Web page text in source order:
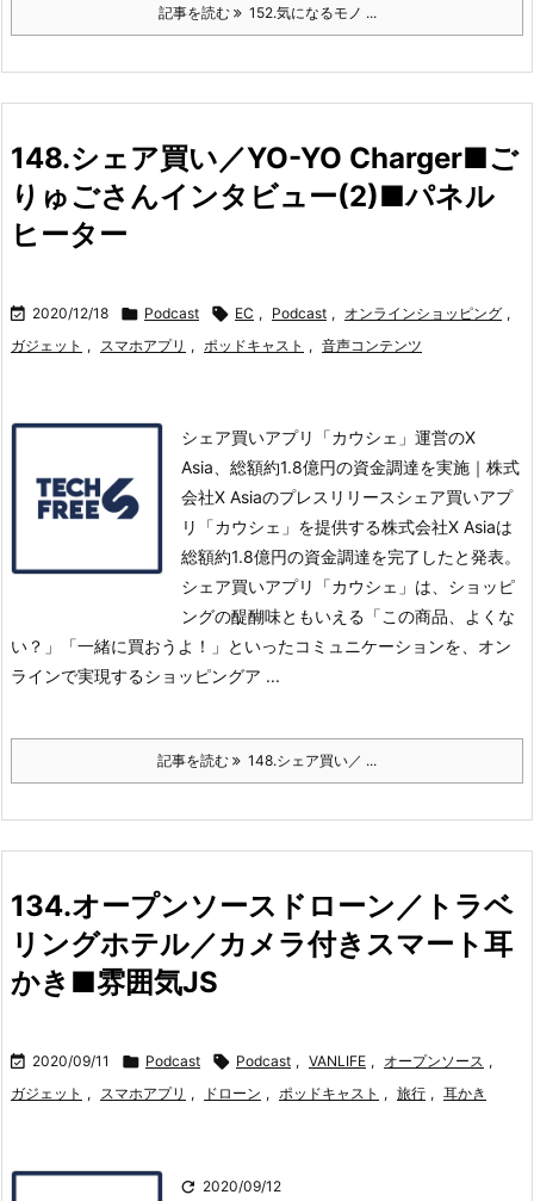
記事を読む 152.気になるモノ ...
148.シェア買い／YO-YO Charger■ご
りゅごさんインタビュー(2)■パネル
ヒーター
 2020/12/18  Podcast  EC , Podcast , オンラインショッピング ,
ガジェット , スマホアプリ , ポッドキャスト , 音声コンテンツ
シェア買いアプリ「カウシェ」運営のX
Asia、総額約1.8億円の資金調達を実施｜株式
会社X Asiaのプレスリリースシェア買いアプ
リ「カウシェ」を提供する株式会社X Asiaは
総額約1.8億円の資金調達を完了したと発表。
シェア買いアプリ「カウシェ」は、ショッピ
ングの醍醐味ともいえる「この商品、よくな
い？」「一緒に買おうよ！」といったコミュニケーションを、オン
ラインで実現するショッピングア ...
記事を読む 148.シェア買い／ ...
134.オープンソースドローン／トラベ
リングホテル／カメラ付きスマート耳
かき■雰囲気JS
 2020/09/11  Podcast  Podcast , VANLIFE , オープンソース ,
ガジェット , スマホアプリ , ドローン , ポッドキャスト , 旅行 , 耳かき
 2020/09/12